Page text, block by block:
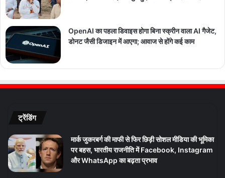
OpenAI का पहला डिवाइस होगा बिना स्क्रीन वाला AI गैजेट,
डोनट जैसी डिजाइन में आएगा; आवाज से होंगे कई काम
ट्रेंडिंग
मार्क जुकरबर्ग की माफी से फिर छिड़ी सोशल मीडिया की भूमिका
पर बहस, भारतीय राजनीति में Facebook, Instagram
और WhatsApp का बढ़ता प्रभाव